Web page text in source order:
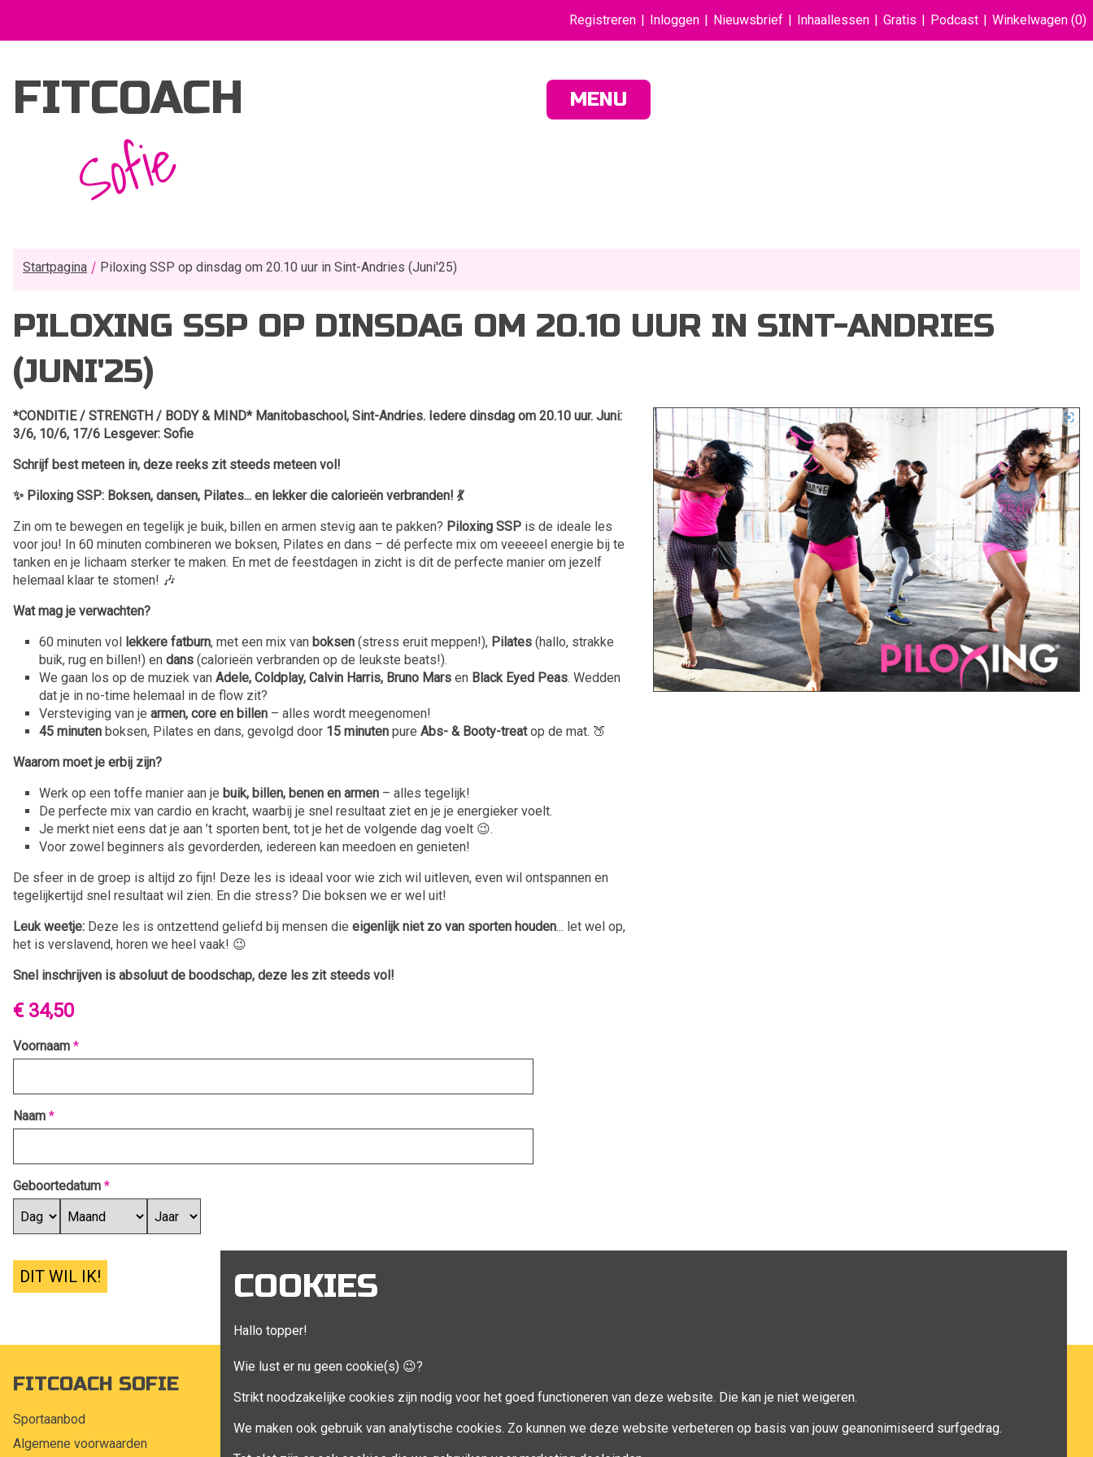
Registreren Inloggen Nieuwsbrief Inhaallessen Gratis Podcast Winkelwagen (0)
FITCOACH
Sofie
MENU
COOKIES
Hallo topper!
Wie lust er nu geen cookie(s) 😉?
Strikt noodzakelijke cookies zijn nodig voor het goed functioneren van deze website. Die kan je niet weigeren.
We maken ook gebruik van analytische cookies. Zo kunnen we deze website verbeteren op basis van jouw geanonimiseerd surfgedrag.
Startpagina Piloxing SSP op dinsdag om 20.10 uur in Sint-Andries (Juni'25)
PILOXING SSP OP DINSDAG OM 20.10 UUR IN SINT-ANDRIES
(JUNI'25)
*CONDITIE / STRENGTH / BODY & MIND* Manitobaschool, Sint-Andries. Iedere dinsdag om 20.10 uur. Juni:
3/6, 10/6, 17/6 Lesgever: Sofie
Schrijf best meteen in, deze reeks zit steeds meteen vol!
✨ Piloxing SSP: Boksen, dansen, Pilates... en lekker die calorieën verbranden! 💃
Zin om te bewegen en tegelijk je buik, billen en armen stevig aan te pakken? Piloxing SSP is de ideale les
voor jou! In 60 minuten combineren we boksen, Pilates en dans – dé perfecte mix om veeeeel energie bij te
tanken en je lichaam sterker te maken. En met de feestdagen in zicht is dit de perfecte manier om jezelf
helemaal klaar te stomen! 🎶
Wat mag je verwachten?
60 minuten vol lekkere fatburn, met een mix van boksen (stress eruit meppen!), Pilates (hallo, strakke
buik, rug en billen!) en dans (calorieën verbranden op de leukste beats!).
We gaan los op de muziek van Adele, Coldplay, Calvin Harris, Bruno Mars en Black Eyed Peas. Wedden
dat je in no-time helemaal in de flow zit?
Versteviging van je armen, core en billen – alles wordt meegenomen!
45 minuten boksen, Pilates en dans, gevolgd door 15 minuten pure Abs- & Booty-treatop de mat. 🍑
Waarom moet je erbij zijn?
Werk op een toffe manier aan je buik, billen, benen en armen – alles tegelijk!
De perfecte mix van cardio en kracht, waarbij je snel resultaat ziet en je je energieker voelt.
Je merkt niet eens dat je aan ’t sporten bent, tot je het de volgende dag voelt 😉.
Voor zowel beginners als gevorderden, iedereen kan meedoen en genieten!
De sfeer in de groep is altijd zo fijn! Deze les is ideaal voor wie zich wil uitleven, even wil ontspannen en
tegelijkertijd snel resultaat wil zien. En die stress? Die boksen we er wel uit!
Leuk weetje: Deze les is ontzettend geliefd bij mensen die eigenlijk niet zo van sporten houden... let wel op,
het is verslavend, horen we heel vaak! 😉
Snel inschrijven is absoluut de boodschap, deze les zit steeds vol!
€ 34,50
Voornaam *
Naam *
Geboortedatum *
DIT WIL IK!
FITCOACH SOFIE
Sportaanbod
Algemene voorwaarden
Mijn account